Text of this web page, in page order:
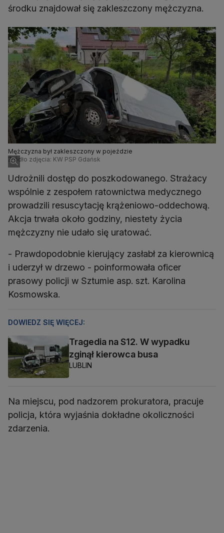
środku znajdował się zakleszczony mężczyzna.
Mężczyzna był zakleszczony w pojeździe
Źródło zdjęcia: KW PSP Gdańsk
Udrożnili dostęp do poszkodowanego. Strażacy
wspólnie z zespołem ratownictwa medycznego
prowadzili resuscytację krążeniowo-oddechową.
Akcja trwała około godziny, niestety życia
mężczyzny nie udało się uratować.
- Prawdopodobnie kierujący zasłabł za kierownicą
i uderzył w drzewo - poinformowała oficer
prasowy policji w Sztumie asp. szt. Karolina
Kosmowska.
DOWIEDZ SIĘ WIĘCEJ:
Tragedia na S12. W wypadku
zginął kierowca busa
LUBLIN
Na miejscu, pod nadzorem prokuratora, pracuje
policja, która wyjaśnia dokładne okoliczności
zdarzenia.